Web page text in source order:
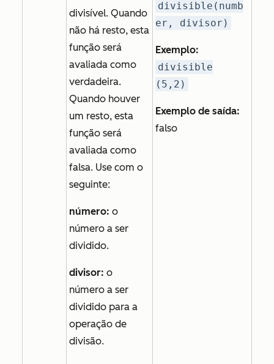
divisível. Quando
não há resto, esta
função será
avaliada como
verdadeira.
Quando houver
um resto, esta
função será
avaliada como
falsa. Use com o
seguinte:
número: o
número a ser
dividido.
divisor: o
número a ser
dividido para a
operação de
divisão.
divisible(numb
er, divisor)
Exemplo:
divisible
(5,2)
Exemplo de saída:
falso